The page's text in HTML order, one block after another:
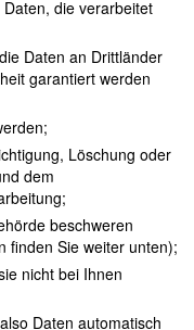
die verarbeitet
Daten an Drittländer
garantiert werden
Löschung oder
dem
beschweren
finden Sie weiter unten);
nicht bei Ihnen
Daten automatisch